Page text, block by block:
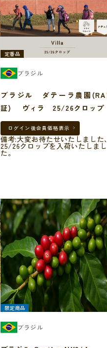
定番品
ブラジル
ブラジル ダテーラ農園(RA
証) ヴィラ 25/26クロップ
ログイン後会員価格表示
備考:大変お待たせいたしました、
25/26クロップを入荷いたしまし
た。
限定商品
ブラジル